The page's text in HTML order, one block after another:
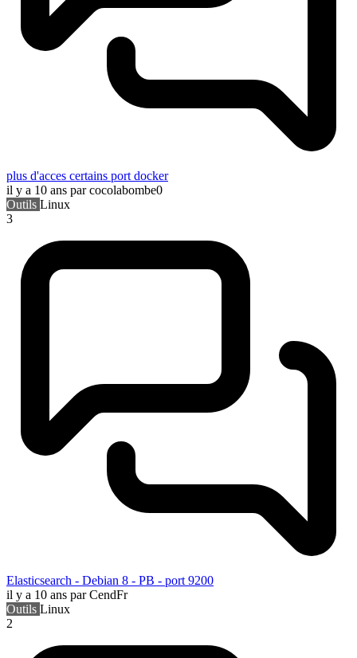
plus d'acces certains port docker
il y a 10 ans par cocolabombe0
Outils Linux
3
Elasticsearch - Debian 8 - PB - port 9200
il y a 10 ans par CendFr
Outils Linux
2